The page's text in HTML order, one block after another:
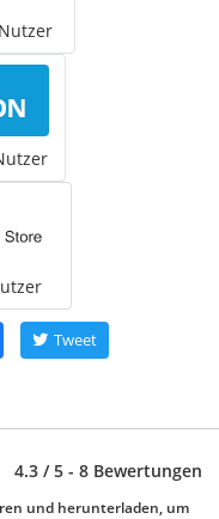
Tweet
4.3 / 5 - 8 Bewertungen
und herunterladen, um